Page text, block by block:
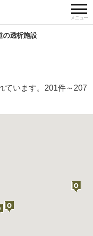
メニュー
索する
の透析施設
ています。201件～207